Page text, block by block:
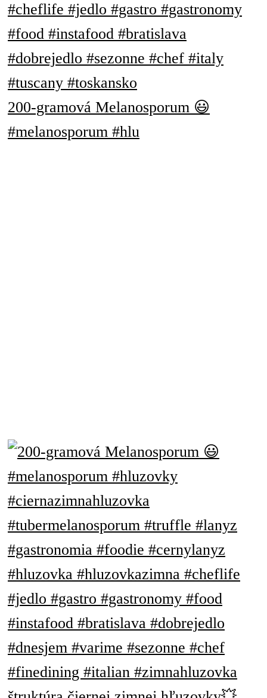
200-gramová Melanosporum 😃
#melanosporum #hlu